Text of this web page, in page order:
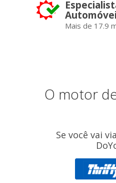
Mais de 17.9
O motor
Se você vai